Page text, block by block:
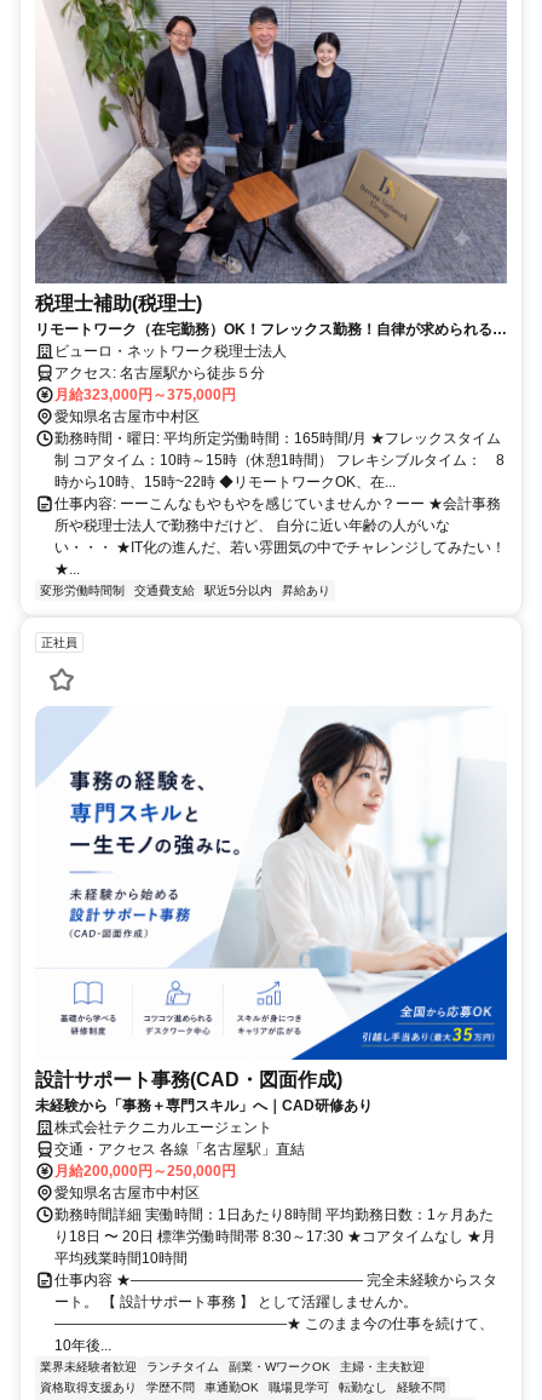
税理士補助(税理士)
リモートワーク（在宅勤務）OK！フレックス勤務！自律が求められる型
にはまらない税理士法人でチャレンジしませんか？★★中途採用・求職
者向けのイベント実施中★
ビューロ・ネットワーク税理士法人
アクセス: 名古屋駅から徒歩５分
月給323,000円～375,000円
愛知県名古屋市中村区
勤務時間・曜日: 平均所定労働時間：165時間/月 ★フレックスタイム
制 コアタイム：10時～15時（休憩1時間） フレキシブルタイム： 8
時から10時、15時~22時 ◆リモートワークOK、在...
仕事内容: ーーこんなもやもやを感じていませんか？ーー ★会計事務
所や税理士法人で勤務中だけど、 自分に近い年齢の人がいな
い・・・ ★IT化の進んだ、若い雰囲気の中でチャレンジしてみたい！
★...
変形労働時間制 交通費支給 駅近5分以内 昇給あり
正社員
設計サポート事務(CAD・図面作成)
未経験から「事務＋専門スキル」へ｜CAD研修あり
株式会社テクニカルエージェント
交通・アクセス 各線「名古屋駅」直結
月給200,000円～250,000円
愛知県名古屋市中村区
勤務時間詳細 実働時間：1日あたり8時間 平均勤務日数：1ヶ月あた
り18日 〜 20日 標準労働時間帯 8:30～17:30 ★コアタイムなし ★月
平均残業時間10時間
仕事内容 ★―――――――――――――――― 完全未経験からスタ
ート。 【 設計サポート事務 】 として活躍しませんか。
――――――――――――――――★ このまま今の仕事を続けて、
10年後...
業界未経験者歓迎 ランチタイム 副業・WワークOK
主婦・主夫歓迎
資格取得支援あり
学歴不問 車通勤OK 職場見学可 転勤なし
経験不問